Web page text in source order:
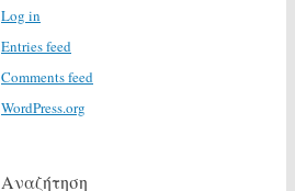
Log in
Entries feed
Comments feed
WordPress.org
Αναζήτηση